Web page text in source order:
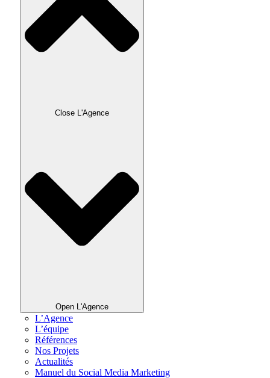
Close L'Agence
Open L'Agence
L’Agence
L’équipe
Références
Nos Projets
Actualités
Manuel du Social Media Marketing